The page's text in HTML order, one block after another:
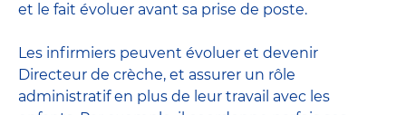
et le fait évoluer avant sa prise de poste.
Les infirmiers peuvent évoluer et devenir
Directeur de crèche, et assurer un rôle
administratif en plus de leur travail avec les